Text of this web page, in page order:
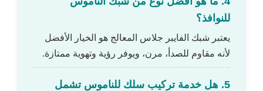
للنوافذ؟
يعتبر شبك الفايبر جلاس المعالج هو الخيار الأفضل
لأنه مقاوم للصدأ، مرن، ويوفر رؤية وتهوية ممتازة.
5. هل خدمة تركيب سلك للناموس تشمل